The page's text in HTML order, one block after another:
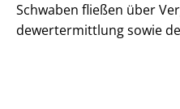
Schwaben fließen über
de­wert­ermitt­lung sowie